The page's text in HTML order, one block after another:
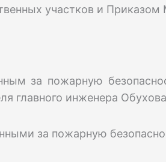
участков и
за пожарную
главного инженера
за пожарную